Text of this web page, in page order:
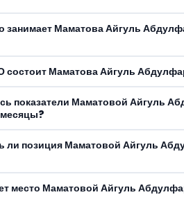
занимает Маматова Айгуль
состоит Маматова Айгуль
показатели Маматовой Айгуль
ли позиция Маматовой Айгуль
место Маматовой Айгуль